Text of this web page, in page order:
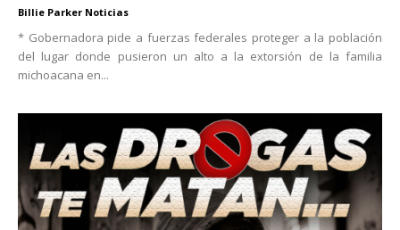
Billie Parker Noticias
* Gobernadora pide a fuerzas federales proteger a la población
del lugar donde pusieron un alto a la extorsión de la familia
michoacana en...